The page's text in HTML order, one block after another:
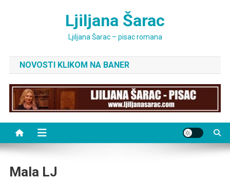
Ljiljana Šarac
Ljiljana Šarac – pisac romana
NOVOSTI KLIKOM NA BANER
Mala LJ